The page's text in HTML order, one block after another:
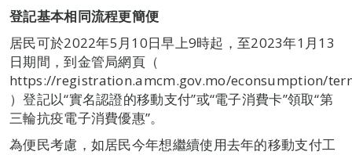
登記基本相同流程更簡便
居民可於2022年5月10日早上9時起，至2023年1月13
日期間，到金管局網頁（
https://registration.amcm.gov.mo/econsumption/
）登記以“實名認證的移動支付”或“電子消費卡”領取“第
三輪抗疫電子消費優惠”。
為便民考慮，如居民今年想繼續使用去年的移動支付工